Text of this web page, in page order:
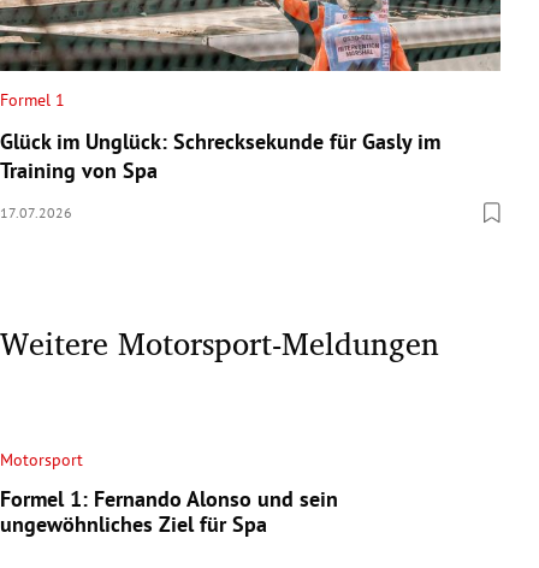
Formel 1
Glück im Unglück: Schrecksekunde für Gasly im
Training von Spa
17.07.2026
Weitere Motorsport-Meldungen
Motorsport
Formel 1: Fernando Alonso und sein
ungewöhnliches Ziel für Spa